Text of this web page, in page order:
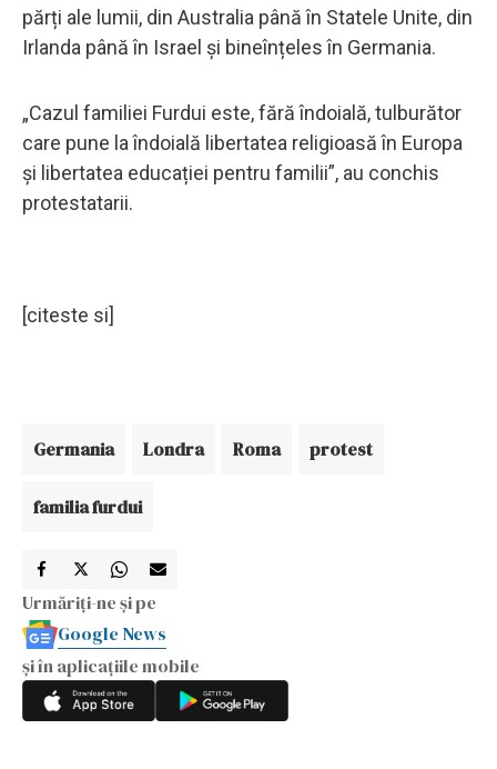
părți ale lumii, din Australia până în Statele Unite, din
Irlanda până în Israel și bineînțeles în Germania.
„Cazul familiei Furdui este, fără îndoială, tulburător
care pune la îndoială libertatea religioasă în Europa
și libertatea educației pentru familii”, au conchis
protestatarii.
[citeste si]
Germania Londra Roma protest
familia furdui
Urmăriți-ne și pe
Google News
și în aplicațiile mobile